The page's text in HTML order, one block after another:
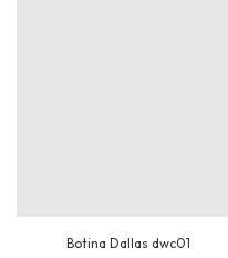
Botina Dallas dwc01